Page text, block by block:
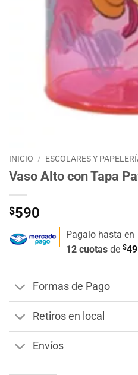
INICIO / ESCOLARES Y
Vaso Alto con Tapa
$590
Pagalo hasta en
12 cuotas de $49
Formas de Pago
Retiros en local
Envíos